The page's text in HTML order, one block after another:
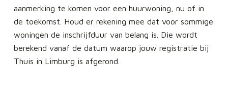
aanmerking te komen voor een huurwoning, nu of in
de toekomst. Houd er rekening mee dat voor sommige
woningen de inschrijfduur van belang is. Die wordt
berekend vanaf de datum waarop jouw registratie bij
Thuis in Limburg is afgerond.